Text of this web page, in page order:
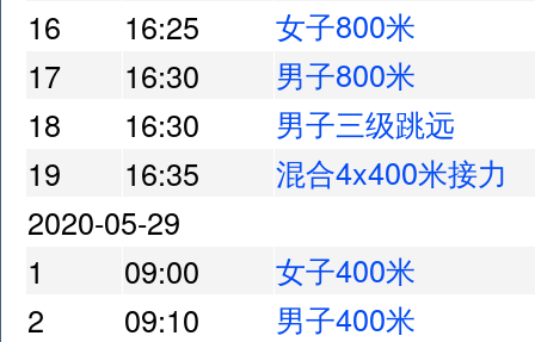
16
16:25
女子800米
17
16:30
男子800米
18
16:30
男子三级跳远
19
16:35
混合4x400米接力
2020-05-29
1
09:00
女子400米
2
09:10
男子400米